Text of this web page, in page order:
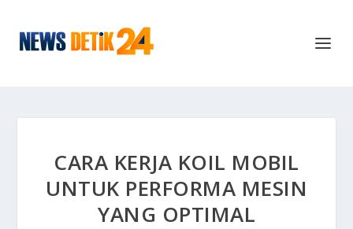
CARA KERJA KOIL MOBIL
UNTUK PERFORMA MESIN
YANG OPTIMAL